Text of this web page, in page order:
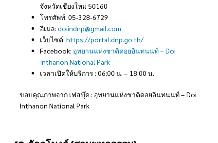
จังหวัดเชียงใหม่ 50160
โทรศัพท์: 05-328-6729
อีเมล: doiindnp@gmail.com
เว็บไซต์: https://portal.dnp.go.th/
Facebook: อุทยานแห่งชาติดอยอินทนนท์ – Doi
Inthanon National Park
เวลาเปิดให้บริการ : 06:00 น. – 18:00 น.
ขอบคุณภาพจาก เฟสบุ๊ค : อุทยานแห่งชาติดอยอินทนนท์ – Doi
Inthanon National Park